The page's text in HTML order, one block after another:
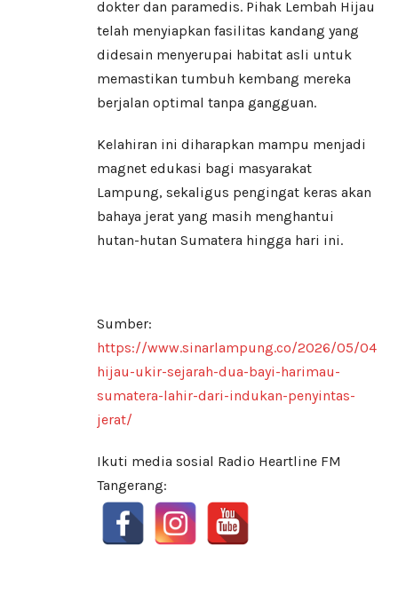
dokter dan paramedis. Pihak Lembah Hijau
telah menyiapkan fasilitas kandang yang
didesain menyerupai habitat asli untuk
memastikan tumbuh kembang mereka
berjalan optimal tanpa gangguan.
​Kelahiran ini diharapkan mampu menjadi
magnet edukasi bagi masyarakat
Lampung, sekaligus pengingat keras akan
bahaya jerat yang masih menghantui
hutan-hutan Sumatera hingga hari ini.
Sumber:
https://www.sinarlampung.co/2026/05/04/
hijau-ukir-sejarah-dua-bayi-harimau-
sumatera-lahir-dari-indukan-penyintas-
jerat/
Ikuti media sosial Radio Heartline FM
Tangerang: